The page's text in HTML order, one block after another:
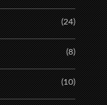
(24)
(8)
(10)